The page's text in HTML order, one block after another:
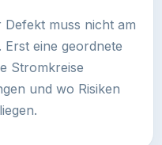
Defekt muss nicht am
eine geordnete
Stromkreise
und wo Risiken